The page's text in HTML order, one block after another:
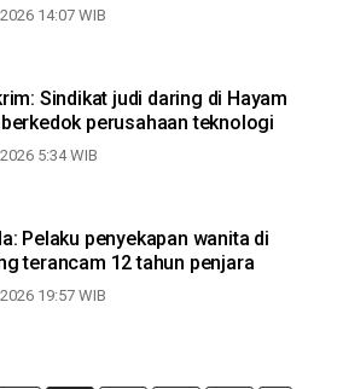
14:07 WIB
Sindikat judi daring di Hayam
perusahaan teknologi
5:34 WIB
Pelaku penyekapan wanita di
terancam 12 tahun penjara
19:57 WIB